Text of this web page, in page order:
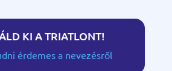
KI A TRIATLONT!
érdemes a nevezésről